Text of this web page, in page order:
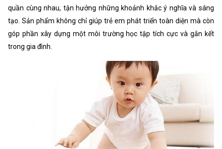
quần cùng nhau, tận hưởng những khoảnh khắc ý nghĩa và sáng
tạo. Sản phẩm không chỉ giúp trẻ em phát triển toàn diện mà còn
góp phần xây dựng một môi trường học tập tích cực và gắn kết
trong gia đình.